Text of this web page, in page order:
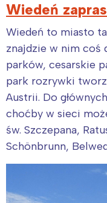
Wiedeń
Wiedeń to miasto
znajdzie w nim coś
parków, cesarskie
park rozrywki
Austrii. Do
choćby w sieci
św. Szczepana,
Schönbrunn,